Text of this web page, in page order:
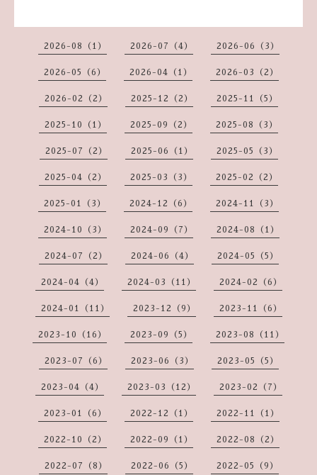
2026-08（1） 2026-07（4） 2026-06（3）
2026-05（6） 2026-04（1） 2026-03（2）
2026-02（2） 2025-12（2） 2025-11（5）
2025-10（1） 2025-09（2） 2025-08（3）
2025-07（2） 2025-06（1） 2025-05（3）
2025-04（2） 2025-03（3） 2025-02（2）
2025-01（3） 2024-12（6） 2024-11（3）
2024-10（3） 2024-09（7） 2024-08（1）
2024-07（2） 2024-06（4） 2024-05（5）
2024-04（4） 2024-03（11） 2024-02（6）
2024-01（11） 2023-12（9） 2023-11（6）
2023-10（16） 2023-09（5） 2023-08（11）
2023-07（6） 2023-06（3） 2023-05（5）
2023-04（4） 2023-03（12） 2023-02（7）
2023-01（6） 2022-12（1） 2022-11（1）
2022-10（2） 2022-09（1） 2022-08（2）
2022-07（8） 2022-06（5） 2022-05（9）